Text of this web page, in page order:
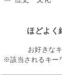
ほどよく
お好きな
※該当されるキー